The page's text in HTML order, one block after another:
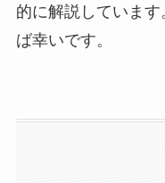
的に解説していま
ば幸いです。